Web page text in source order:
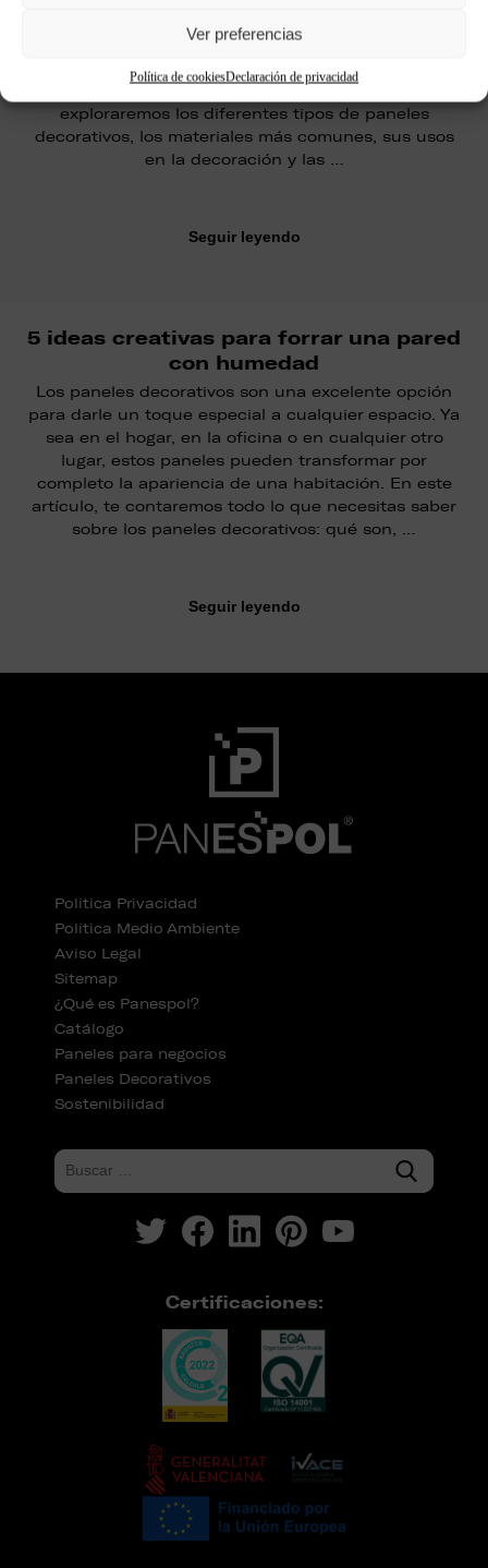
Ver preferencias
Política de cookiesDeclaración de privacidad
apariencia de un espacio. Ya sea en interiores o
exteriores, estos paneles pueden añadir textura, color
y estilo a cualquier lugar. En este artículo,
exploraremos los diferentes tipos de paneles
decorativos, los materiales más comunes, sus usos
en la decoración y las …
Seguir leyendo
5 ideas creativas para forrar una pared
con humedad
Los paneles decorativos son una excelente opción
para darle un toque especial a cualquier espacio. Ya
sea en el hogar, en la oficina o en cualquier otro
lugar, estos paneles pueden transformar por
completo la apariencia de una habitación. En este
artículo, te contaremos todo lo que necesitas saber
sobre los paneles decorativos: qué son, …
Seguir leyendo
Política Privacidad
Política Medio Ambiente
Aviso Legal
Sitemap
¿Qué es Panespol?
Catálogo
Paneles para negocios
Paneles Decorativos
Sostenibilidad
Certificaciones: